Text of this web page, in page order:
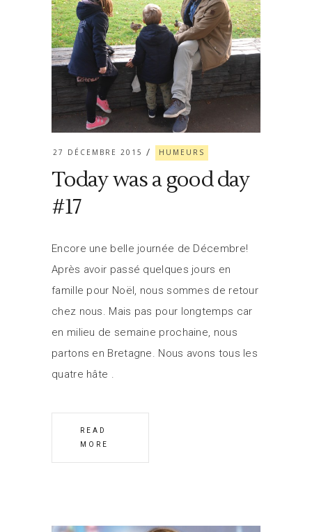
27 DÉCEMBRE 2015 HUMEURS
Today was a good day
#17
Encore une belle journée de Décembre!
Après avoir passé quelques jours en
famille pour Noël, nous sommes de retour
chez nous. Mais pas pour longtemps car
en milieu de semaine prochaine, nous
partons en Bretagne. Nous avons tous les
quatre hâte
READ
MORE